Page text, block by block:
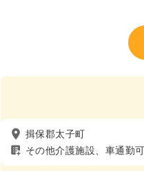
揖保郡太子町
その他介護施設、車通勤